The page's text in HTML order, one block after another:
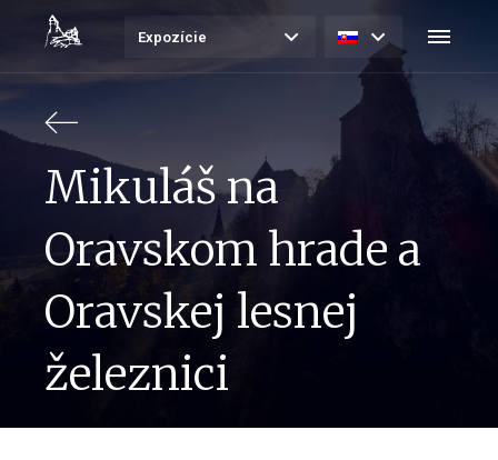
Expozície
Mikuláš na
Oravskom hrade a
Oravskej lesnej
železnici